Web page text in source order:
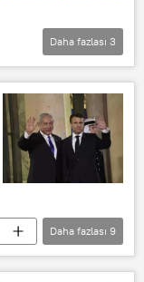
Daha fazlası 3
Daha fazlası 9